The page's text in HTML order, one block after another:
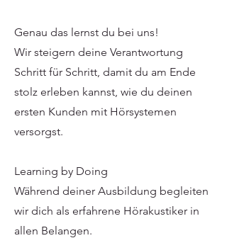
Genau das lernst du bei uns!
Wir steigern deine Verantwortung
Schritt für Schritt, damit du am Ende
stolz erleben kannst, wie du deinen
ersten Kunden mit Hörsystemen
versorgst.
Learning by Doing
Während deiner Ausbildung begleiten
wir dich als erfahrene Hörakustiker in
allen Belangen.